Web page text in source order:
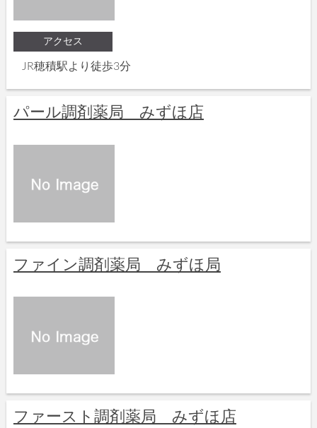
アクセス
JR穂積駅より徒歩3分
パール調剤薬局 みずほ店
ファイン調剤薬局 みずほ局
ファースト調剤薬局 みずほ店